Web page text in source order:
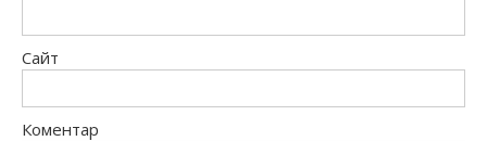
Сайт
Коментар